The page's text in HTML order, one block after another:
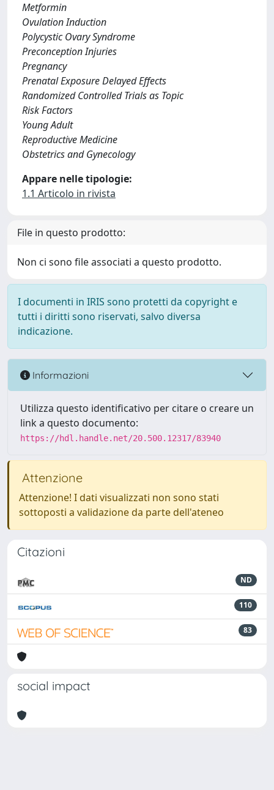
Metformin
Ovulation Induction
Polycystic Ovary Syndrome
Preconception Injuries
Pregnancy
Prenatal Exposure Delayed Effects
Randomized Controlled Trials as Topic
Risk Factors
Young Adult
Reproductive Medicine
Obstetrics and Gynecology
Appare nelle tipologie:
1.1 Articolo in rivista
File in questo prodotto:
Non ci sono file associati a questo prodotto.
I documenti in IRIS sono protetti da copyright e
tutti i diritti sono riservati, salvo diversa
indicazione.
Informazioni
Utilizza questo identificativo per citare o creare un
link a questo documento:
https://hdl.handle.net/20.500.12317/83940
Attenzione
Attenzione! I dati visualizzati non sono stati
sottoposti a validazione da parte dell'ateneo
Citazioni
ND
110
83
social impact